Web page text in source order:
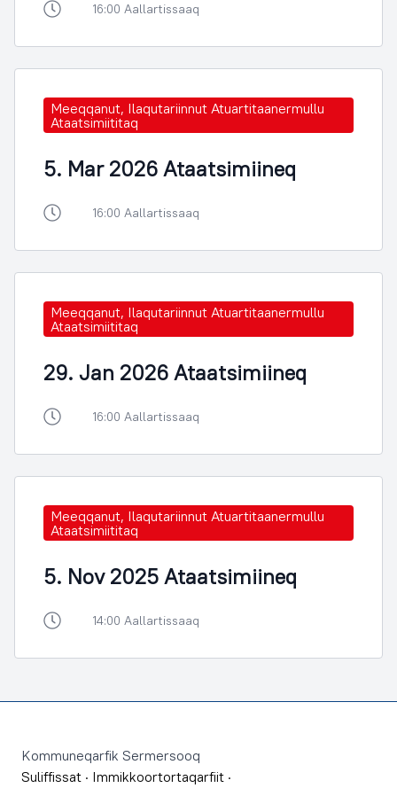
16:00 Aallartissaaq
Meeqqanut, Ilaqutariinnut Atuartitaanermullu
Ataatsimiititaq
5. Mar 2026 Ataatsimiineq
16:00 Aallartissaaq
Meeqqanut, Ilaqutariinnut Atuartitaanermullu
Ataatsimiititaq
29. Jan 2026 Ataatsimiineq
16:00 Aallartissaaq
Meeqqanut, Ilaqutariinnut Atuartitaanermullu
Ataatsimiititaq
5. Nov 2025 Ataatsimiineq
14:00 Aallartissaaq
Kommuneqarfik Sermersooq
Suliffissat · Immikkoortortaqarfiit ·